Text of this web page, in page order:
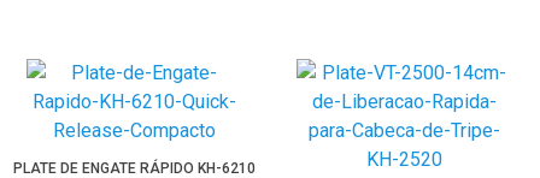
PLATE DE ENGATE RÁPIDO KH-6210